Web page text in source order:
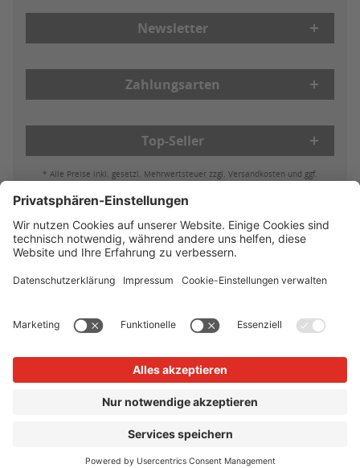
Newsletter
Zahlungsarten
Top-Seller
* Alle Preise inkl. gesetzl. Mehrwertsteuer zzgl. Versandkosten und ggf.
Batterieleistung & Entsorgung
Widerruf
Reklamationen
AGB
Datenschutz Impressum Vertrag widerrufen